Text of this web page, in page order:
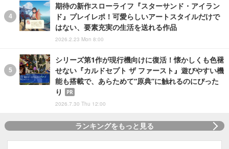
期待の新作スローライフ『スターサンド・アイラン
ド』プレイレポ！可愛らしいアートスタイルだけで
はない、要素充実の生活を送れる作品
2026.2.23 Mon 8:00
シリーズ第1作が現行機向けに復活！懐かしくも色褪
せない『カルドセプト ザ ファースト』遊びやすい機
能も搭載で、あらためて“原典”に触れるのにぴった
り
PR
2026.7.30 Thu 12:00
ランキングをもっと見る